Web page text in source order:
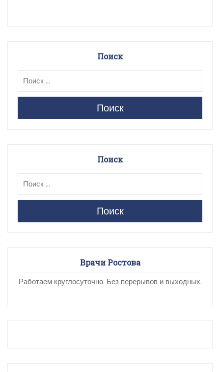
Поиск
Поиск
Поиск
Поиск
Врачи Ростова
Работаем круглосуточно. Без перерывов и выходных.